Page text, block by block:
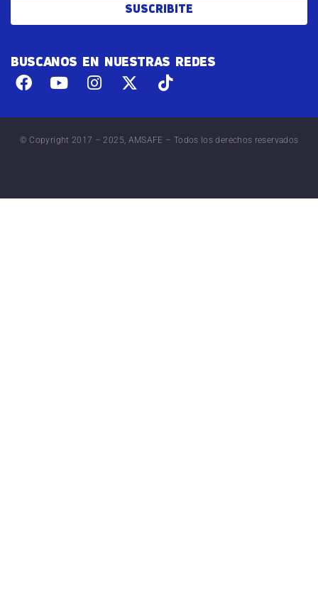
SUSCRIBITE
BUSCANOS EN NUESTRAS REDES
© Copyright 2017 – 2025, AMSAFE – Todos los derechos reservados